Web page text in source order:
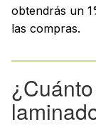
obtendrás un
las compras.